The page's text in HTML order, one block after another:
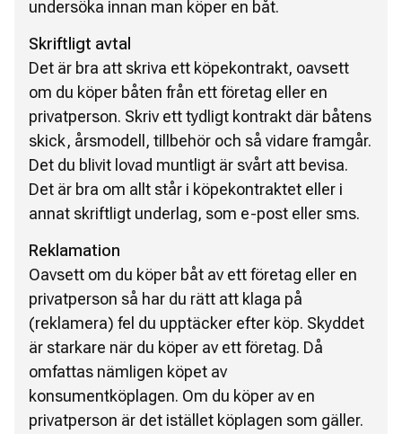
undersöka innan man köper en båt.
Skriftligt avtal
Det är bra att skriva ett köpekontrakt, oavsett
om du köper båten från ett företag eller en
privatperson. Skriv ett tydligt kontrakt där båtens
skick, årsmodell, tillbehör och så vidare framgår.
Det du blivit lovad muntligt är svårt att bevisa.
Det är bra om allt står i köpekontraktet eller i
annat skriftligt underlag, som e-post eller sms.
Reklamation
Oavsett om du köper båt av ett företag eller en
privatperson så har du rätt att klaga på
(reklamera) fel du upptäcker efter köp. Skyddet
är starkare när du köper av ett företag. Då
omfattas nämligen köpet av
konsumentköplagen. Om du köper av en
privatperson är det istället köplagen som gäller.